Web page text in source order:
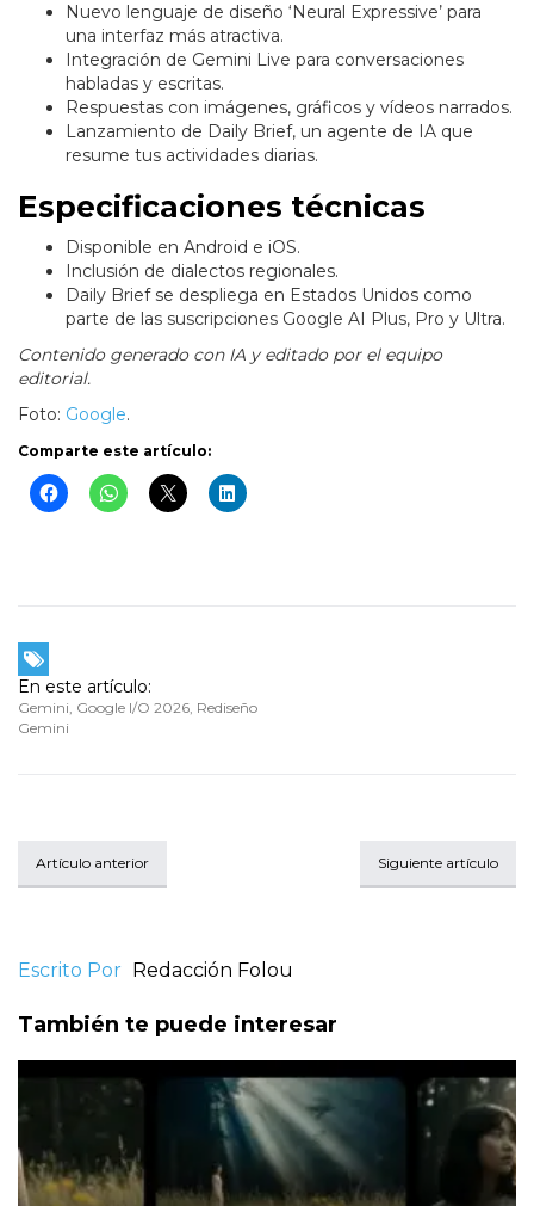
Nuevo lenguaje de diseño ‘Neural Expressive’ para
una interfaz más atractiva.
Integración de Gemini Live para conversaciones
habladas y escritas.
Respuestas con imágenes, gráficos y vídeos narrados.
Lanzamiento de Daily Brief, un agente de IA que
resume tus actividades diarias.
Especificaciones técnicas
Disponible en Android e iOS.
Inclusión de dialectos regionales.
Daily Brief se despliega en Estados Unidos como
parte de las suscripciones Google AI Plus, Pro y Ultra.
Contenido generado con IA y editado por el equipo
editorial.
Foto: Google.
Comparte este artículo:
En este artículo:
Gemini, Google I/O 2026, Rediseño
Gemini
Artículo anterior Siguiente artículo
Escrito Por Redacción Folou
También te puede interesar